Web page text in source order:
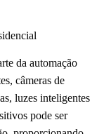
da automação
câmeras de
luzes inteligentes
pode ser